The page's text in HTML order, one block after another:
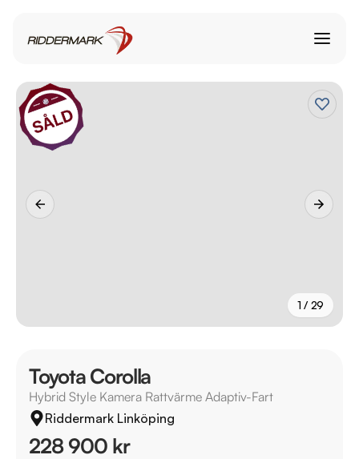
1 / 29
Toyota Corolla
Hybrid Style Kamera Rattvärme Adaptiv-Fart
Riddermark Linköping
228 900 kr